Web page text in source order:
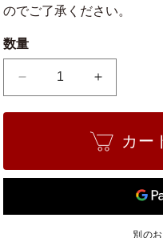
のでご了承ください。
数量
テ
レ
盆
具
テ
レ
カー
別の